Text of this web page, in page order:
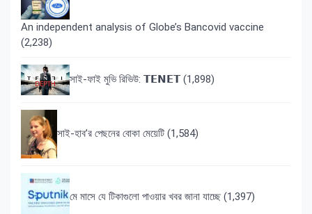
An independent analysis of Globe’s Bancovid vaccine
(2,238)
সাই-ফাই মুভি রিভিউ: 𝗧𝗘𝗡𝗘𝗧 (1,898)
সাই-হাব’র পেছনের বোকা মেয়েটি (1,584)
মে মাসে যে টিকাগুলো পাওয়ার খবর জানা যাচ্ছে (1,397)